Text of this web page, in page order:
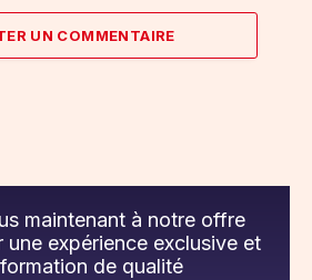
UN COMMENTAIRE
maintenant à notre offre
une expérience exclusive et
de qualité